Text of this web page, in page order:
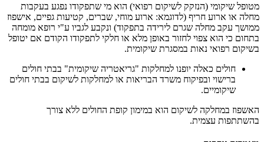
מטופל שיקומי (הנזקק לשיקום רפואי) הוא מי שתפקודו נפגע בעקבות
מחלה או ארוע חריף (לדוגמא: ארוע מוחי, שברים, קטיעות גפיים, אישפוז
ממושך עקב מחלה שגרם לירידה בתפקוד) ונקבע לגביו ע"י רופא מומחה
בתחום כי הוא צפוי לחזור באופן מלא או חלקי לתפקודו הקודם אם יטופל
בשיקום רפואי נאות במסגרת שיקומית.
חולים כאלה יופנו למחלקות "גריאטריה שיקומית" בבתי חולים
ברישוי ובפיקוח משרד הבריאות או למחלקות לשיקום בבתי חולים
שיקומיים.
האשפוז במחלקה לשיקום הוא במימון קופת החולים ללא צורך
בהשתתפות עצמית.